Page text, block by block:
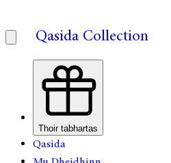
Qasida Collection
Thoir tabhartas
Qasida